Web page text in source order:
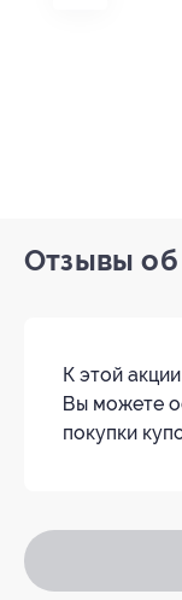
Отзывы об
К этой
Вы можете
покупки